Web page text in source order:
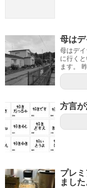
母は
母はデ
に行く
ます。
方言が
プレ
ました